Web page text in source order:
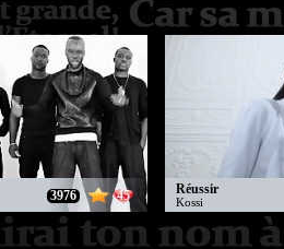
3976 45 Réussir
Kossi